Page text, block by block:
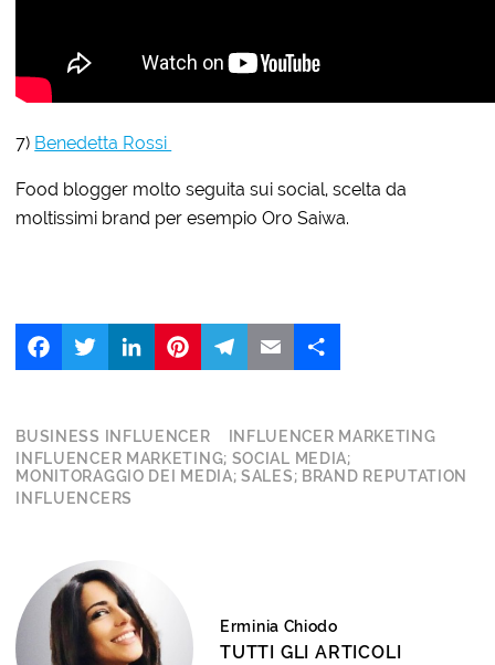
7) Benedetta Rossi
Food blogger molto seguita sui social, scelta da
moltissimi brand per esempio Oro Saiwa.
LinkedIn
BUSINESS INFLUENCER
INFLUENCER MARKETING
INFLUENCER MARKETING; SOCIAL MEDIA;
MONITORAGGIO DEI MEDIA; SALES; BRAND REPUTATION
INFLUENCERS
Erminia Chiodo
TUTTI GLI ARTICOLI